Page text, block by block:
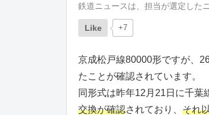
鉄道ニュースは、担当が選定した
Like +7
京成松戸線80000形ですが、
たことが確認されています。
同形式は昨年12月21日に千葉
交換が確認されており、 それ